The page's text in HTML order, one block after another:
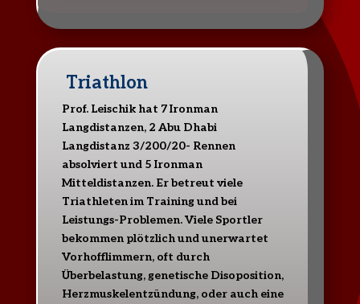
Triathlon
Prof. Leischik hat 7 Ironman
Langdistanzen, 2 Abu Dhabi
Langdistanz 3/200/20- Rennen
absolviert und 5 Ironman
Mitteldistanzen. Er betreut viele
Triathleten im Training und bei
Leistungs-Problemen. Viele Sportler
bekommen plötzlich und unerwartet
Vorhofflimmern, oft durch
Überbelastung, genetische Disoposition,
Herzmuskelentzündung, oder auch eine